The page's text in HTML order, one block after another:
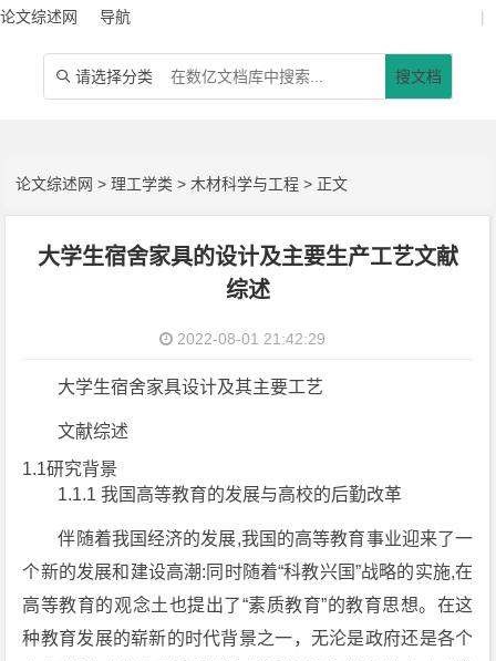
论文综述网 导航 |
 请选择分类 搜文档
论文综述网 >理工学类 > 木材科学与工程 > 正文
大学生宿舍家具的设计及主要生产工艺文献
综述
2022-08-01 21:42:29
大学生宿舍家具设计及其主要工艺
文献综述
1.1研究背景
1.1.1 我国高等教育的发展与高校的后勤改革
伴随着我国经济的发展,我国的高等教育事业迎来了一
个新的发展和建设高潮:同时随着“科教兴国”战略的实施,在
高等教育的观念土也提出了“素质教育”的教育思想。在这
种教育发展的崭新的时代背景之一，无沦是政府还是各个